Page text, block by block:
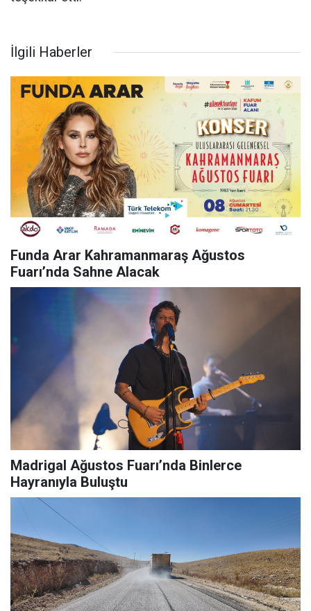
İlgili Haberler
Funda Arar Kahramanmaraş Ağustos
Fuarı’nda Sahne Alacak
Madrigal Ağustos Fuarı’nda Binlerce
Hayranıyla Buluştu